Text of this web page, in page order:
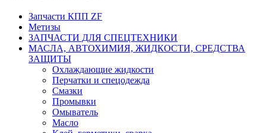
Запчасти КПП ZF
Метизы
ЗАПЧАСТИ ДЛЯ СПЕЦТЕХНИКИ
МАСЛА, АВТОХИМИЯ, ЖИДКОСТИ, СРЕДСТВА
ЗАЩИТЫ
Охлаждающие жидкости
Перчатки и спецодежда
Смазки
Промывки
Омыватель
Масло